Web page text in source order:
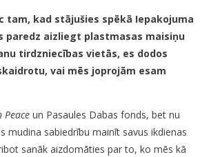
tam, kad stājušies spēkā Iepakojuma
paredz aizliegt plastmasas maisiņu
tirdzniecības vietās, es dodos
vai mēs joprojām esam
Peace un Pasaules Dabas fonds, bet nu
mudina sabiedrību mainīt savus ikdienas
sanāk aizdomāties par to, ko mēs kā